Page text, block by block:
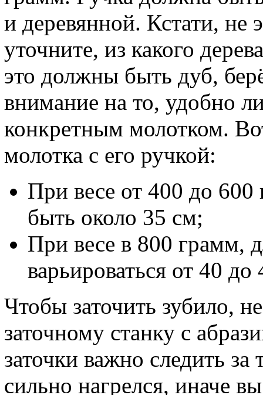
и деревянной. Кстати, не
уточните, из какого
это должны быть дуб,
внимание на то, удобно
конкретным молотком.
молотка с его ручкой:
При весе от 400 до
быть около 35 см;
При весе в 800 грамм,
варьироваться от 40 до
Чтобы заточить зубило,
заточному станку с
заточки важно следить
сильно нагрелся, иначе